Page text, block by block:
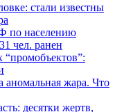
стали известны
по населению
чел. ранен
“промобъектов”:
жара. Что
десятки жертв,